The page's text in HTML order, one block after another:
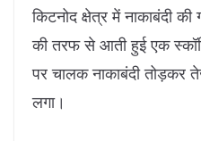
किटनोद क्षेत्र में नाकाबंदी
की तरफ से आती हुई एक
पर चालक नाकाबंदी तोड़कर
लगा।